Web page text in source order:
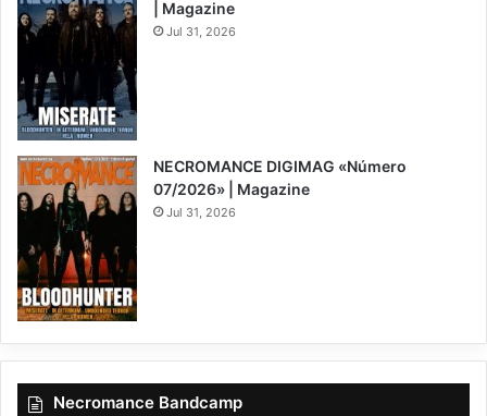
| Magazine
Jul 31, 2026
NECROMANCE DIGIMAG «Número
07/2026» | Magazine
Jul 31, 2026
Necromance Bandcamp